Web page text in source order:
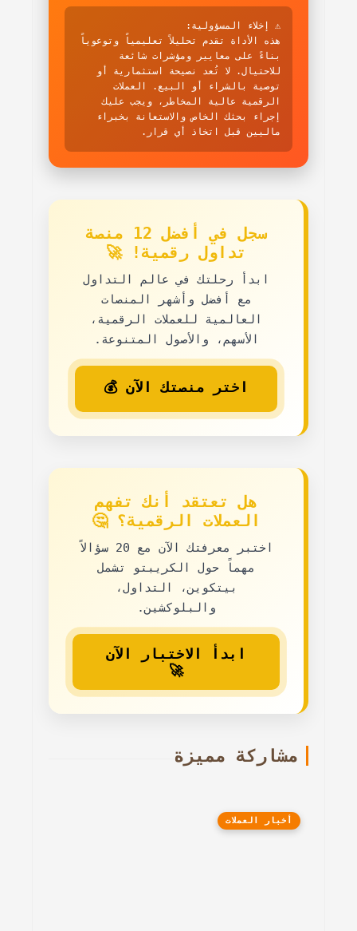
⚠️ إخلاء المسؤولية:
هذه الأداة تقدم تحليلاً تعليمياً وتوعوياً
بناءً على معايير ومؤشرات شائعة
للاحتيال. لا تُعد نصيحة استثمارية أو
توصية بالشراء أو البيع. العملات
الرقمية عالية المخاطر، ويجب عليك
إجراء بحثك الخاص والاستعانة بخبراء
ماليين قبل اتخاذ أي قرار.
سجل في أفضل 12 منصة
تداول رقمية! 🚀
ابدأ رحلتك في عالم التداول
مع
أفضل وأشهر المنصات
العالمية للعملات الرقمية،
الأسهم، والأصول المتنوعة.
اختر منصتك الآن 💰
هل تعتقد أنك تفهم
العملات الرقمية؟ 🤔
اختبر معرفتك الآن مع
20 سؤالاً
مهماً حول الكريبتو
تشمل
بيتكوين، التداول،
والبلوكشين.
ابدأ الاختبار الآن
🚀
مشاركة مميزة
أخبار العملات